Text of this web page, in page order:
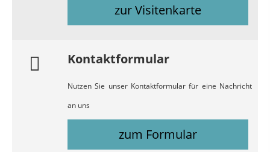
zur Visitenkarte
Kontaktformular
Nutzen Sie unser Kontaktformular für eine Nachricht
an uns
zum Formular